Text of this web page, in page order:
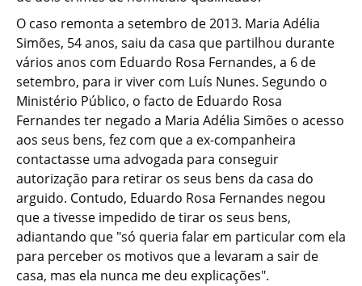
O caso remonta a setembro de 2013. Maria Adélia
Simões, 54 anos, saiu da casa que partilhou durante
vários anos com Eduardo Rosa Fernandes, a 6 de
setembro, para ir viver com Luís Nunes. Segundo o
Ministério Público, o facto de Eduardo Rosa
Fernandes ter negado a Maria Adélia Simões o acesso
aos seus bens, fez com que a ex-companheira
contactasse uma advogada para conseguir
autorização para retirar os seus bens da casa do
arguido. Contudo, Eduardo Rosa Fernandes negou
que a tivesse impedido de tirar os seus bens,
adiantando que "só queria falar em particular com ela
para perceber os motivos que a levaram a sair de
casa, mas ela nunca me deu explicações".